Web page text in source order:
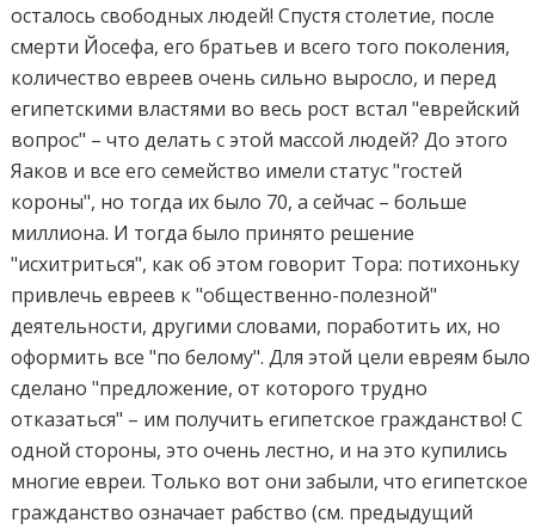
осталось свободных людей! Спустя столетие, после
смерти Йосефа, его братьев и всего того поколения,
количество евреев очень сильно выросло, и перед
египетскими властями во весь рост встал "еврейский
вопрос" – что делать с этой массой людей? До этого
Яаков и все его семейство имели статус "гостей
короны", но тогда их было 70, а сейчас – больше
миллиона. И тогда было принято решение
"исхитриться", как об этом говорит Тора: потихоньку
привлечь евреев к "общественно-полезной"
деятельности, другими словами, поработить их, но
оформить все "по белому". Для этой цели евреям было
сделано "предложение, от которого трудно
отказаться" – им получить египетское гражданство! С
одной стороны, это очень лестно, и на это купились
многие евреи. Только вот они забыли, что египетское
гражданство означает рабство (см. предыдущий